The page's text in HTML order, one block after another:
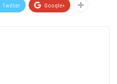
Twitter Google+